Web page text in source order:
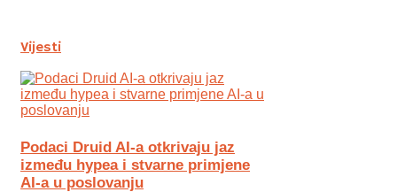
Vijesti
Podaci Druid AI-a otkrivaju jaz
između hypea i stvarne primjene
AI-a u poslovanju